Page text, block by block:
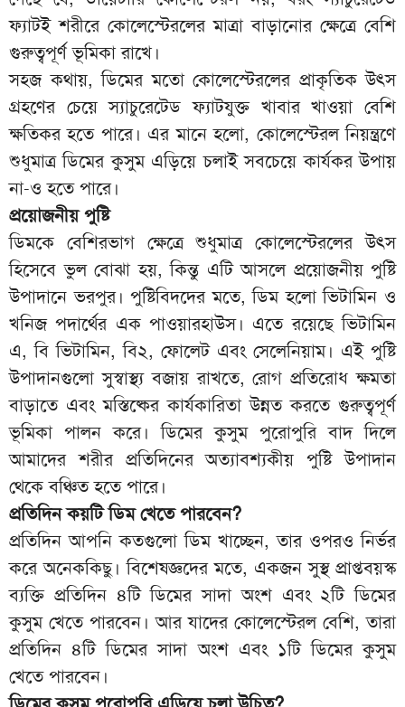
ফ্যাটই শরীরে কোলেস্টেরলের মাত্রা বাড়ানোর ক্ষেত্রে বেশি
গুরুত্বপূর্ণ ভূমিকা রাখে।
সহজ কথায়, ডিমের মতো কোলেস্টেরলের প্রাকৃতিক উৎস
গ্রহণের চেয়ে স্যাচুরেটেড ফ্যাটযুক্ত খাবার খাওয়া বেশি
ক্ষতিকর হতে পারে। এর মানে হলো, কোলেস্টেরল নিয়ন্ত্রণে
শুধুমাত্র ডিমের কুসুম এড়িয়ে চলাই সবচেয়ে কার্যকর উপায়
না-ও হতে পারে।
প্রয়োজনীয় পুষ্টি
ডিমকে বেশিরভাগ ক্ষেত্রে শুধুমাত্র কোলেস্টেরলের উৎস
হিসেবে ভুল বোঝা হয়, কিন্তু এটি আসলে প্রয়োজনীয় পুষ্টি
উপাদানে ভরপুর। পুষ্টিবিদদের মতে, ডিম হলো ভিটামিন ও
খনিজ পদার্থের এক পাওয়ারহাউস। এতে রয়েছে ভিটামিন
এ, বি ভিটামিন, বি২, ফোলেট এবং সেলেনিয়াম। এই পুষ্টি
উপাদানগুলো সুস্বাস্থ্য বজায় রাখতে, রোগ প্রতিরোধ ক্ষমতা
বাড়াতে এবং মস্তিষ্কের কার্যকারিতা উন্নত করতে গুরুত্বপূর্ণ
ভূমিকা পালন করে। ডিমের কুসুম পুরোপুরি বাদ দিলে
আমাদের শরীর প্রতিদিনের অত্যাবশ্যকীয় পুষ্টি উপাদান
থেকে বঞ্চিত হতে পারে।
প্রতিদিন কয়টি ডিম খেতে পারবেন?
প্রতিদিন আপনি কতগুলো ডিম খাচ্ছেন, তার ওপরও নির্ভর
করে অনেককিছু। বিশেষজ্ঞদের মতে, একজন সুস্থ প্রাপ্তবয়স্ক
ব্যক্তি প্রতিদিন ৪টি ডিমের সাদা অংশ এবং ২টি ডিমের
কুসুম খেতে পারবেন। আর যাদের কোলেস্টেরল বেশি, তারা
প্রতিদিন ৪টি ডিমের সাদা অংশ এবং ১টি ডিমের কুসুম
খেতে পারবেন।